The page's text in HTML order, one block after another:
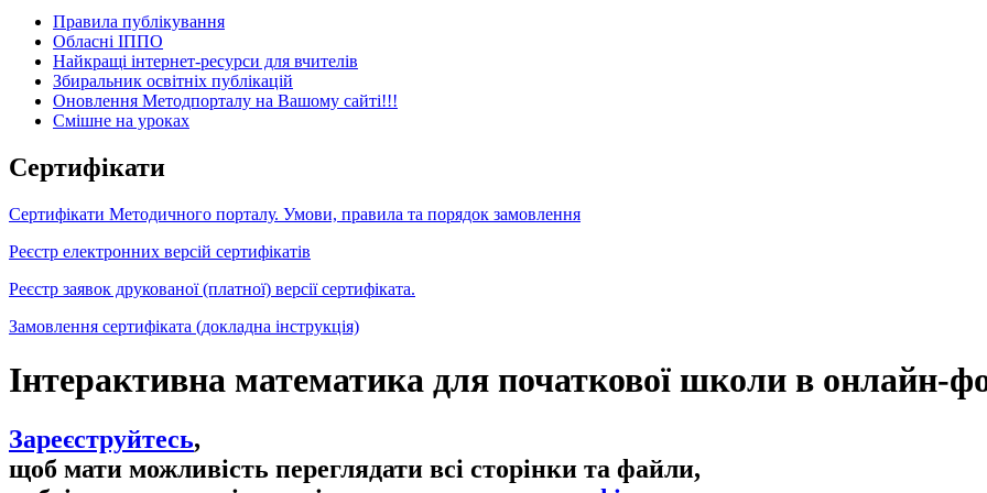
Правила публікування
Обласні ІППО
Найкращі інтернет-ресурси для вчителів
Збиральник освітніх публікацій
Оновлення Методпорталу на Вашому сайті!!!
Cмішне на уроках
Сертифікати
Сертифікати Методичного порталу. Умови, правила та порядок замовлення
Реєстр електронних версій сертифікатів
Реєстр заявок друкованої (платної) версії сертифіката.
Замовлення сертифіката (докладна інструкція)
Інтерактивна математика для початкової школи в онлайн-
Зареєструйтесь,
щоб мати можливість переглядати всі сторінки та файли,